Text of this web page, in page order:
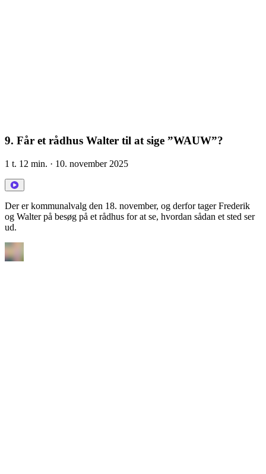
9. Får et rådhus Walter til at sige ”WAUW”?
1 t. 12 min. · 10. november 2025
Der er kommunalvalg den 18. november, og derfor tager Frederik
og Walter på besøg på et rådhus for at se, hvordan sådan et sted ser
ud.